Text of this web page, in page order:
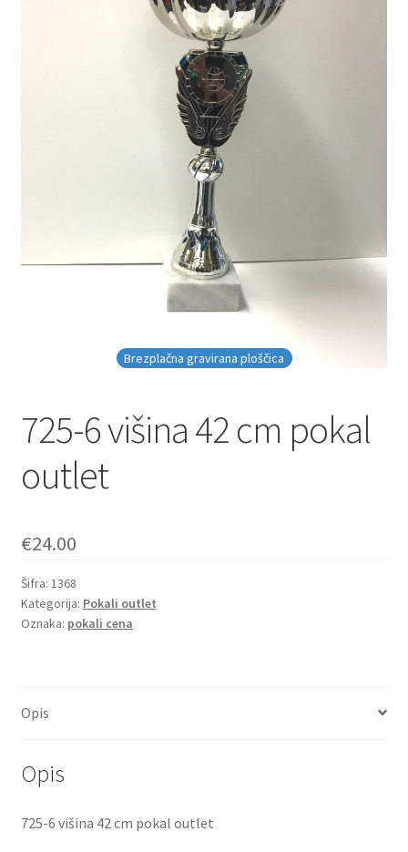
Brezplačna gravirana ploščica
725-6 višina 42 cm pokal
outlet
€24.00
Šifra: 1368
Kategorija: Pokali outlet
Oznaka: pokali cena
Opis
Opis
725-6 višina 42 cm pokal outlet